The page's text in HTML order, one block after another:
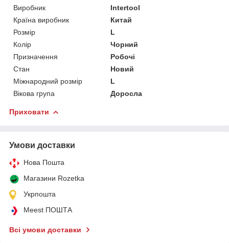
Виробник
Intertool
Країна виробник
Китай
Розмір
L
Колір
Чорний
Призначення
Робочі
Стан
Новий
Міжнародний розмір
L
Вікова група
Доросла
Приховати
Умови доставки
Нова Пошта
Магазини Rozetka
Укрпошта
Meest ПОШТА
Всі умови доставки